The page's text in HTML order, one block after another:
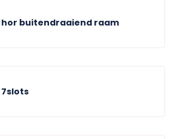
hor buitendraaiend raam
7slots